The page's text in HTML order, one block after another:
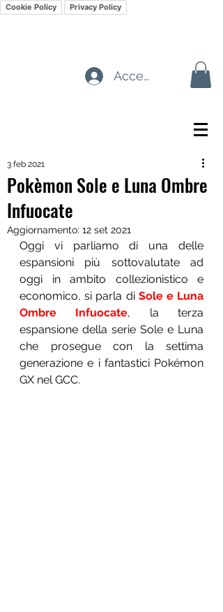
Cookie Policy Privacy Policy
Accedi
Pokèmon Sole e Luna Ombre
Infuocate
3 feb 2021
Aggiornamento: 12 set 2021
Oggi vi parliamo di una delle
espansioni più sottovalutate ad
oggi in ambito collezionistico e
economico, si parla di Sole e Luna
Ombre Infuocate, la terza
espansione della serie Sole e Luna
che prosegue con la settima
generazione e i fantastici Pokémon
GX nel GCC.